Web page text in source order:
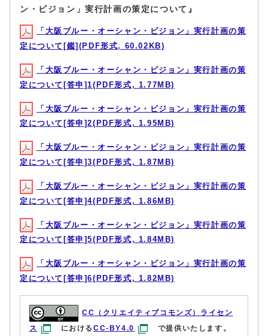
ン・ビジョン」実行計画の策定について』
「大阪ブルー・オーシャン・ビジョン」実行計画の策
定について[鑑](PDF形式, 60.02KB)
「大阪ブルー・オーシャン・ビジョン」実行計画の策
定について[答申]1(PDF形式, 1.77MB)
「大阪ブルー・オーシャン・ビジョン」実行計画の策
定について[答申]2(PDF形式, 1.95MB)
「大阪ブルー・オーシャン・ビジョン」実行計画の策
定について[答申]3(PDF形式, 1.87MB)
「大阪ブルー・オーシャン・ビジョン」実行計画の策
定について[答申]4(PDF形式, 1.86MB)
「大阪ブルー・オーシャン・ビジョン」実行計画の策
定について[答申]5(PDF形式, 1.84MB)
「大阪ブルー・オーシャン・ビジョン」実行計画の策
定について[答申]6(PDF形式, 1.82MB)
CC（クリエイティブコモンズ）ライセン
ス
におけるCC-BY4.0 で提供いたします。